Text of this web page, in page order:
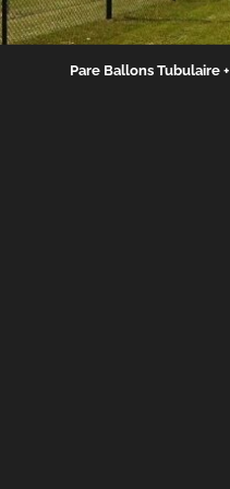
Pare Ballons Tubulaire +